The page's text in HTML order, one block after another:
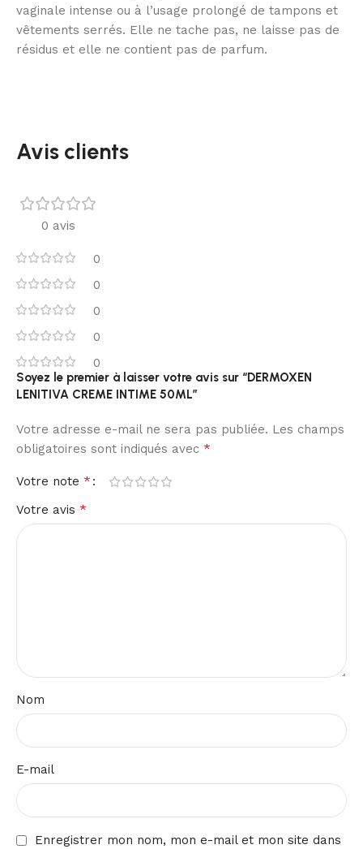
vaginale intense ou à l’usage prolongé de tampons et
vêtements serrés. Elle ne tache pas, ne laisse pas de
résidus et elle ne contient pas de parfum.
Avis clients
0 avis
0
0
0
0
0
Soyez le premier à laisser votre avis sur “DERMOXEN
LENITIVA CREME INTIME 50ML”
Votre adresse e-mail ne sera pas publiée. Les champs
obligatoires sont indiqués avec *
Votre note *
Votre avis *
Nom
E-mail
Enregistrer mon nom, mon e-mail et mon site dans